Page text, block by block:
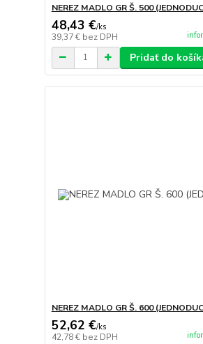
NEREZ MADLO GR Š. 500
48,43 €/ks
39,37 € bez DPH
Pridať do
NEREZ MADLO GR Š. 600
52,62 €/ks
42,78 € bez DPH